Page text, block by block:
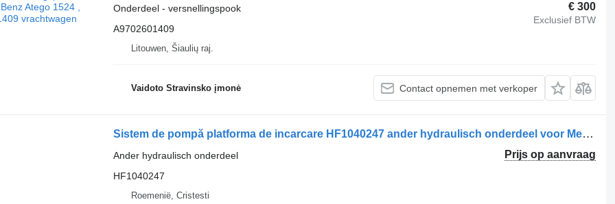
€ 300
Exclusief BTW
Onderdeel - versnellingspook
A9702601409
Litouwen, Šiaulių raj.
Vaidoto Stravinsko įmonė Contact opnemen met verkoper
Sistem de pompă platforma de incarcare HF1040247 ander hydraulisch onderdeel voor Mercedes-Benz Atego 2 1524 vrachtwagen
Prijs op aanvraag
Ander hydraulisch onderdeel
HF1040247
Roemenië, Cristesti